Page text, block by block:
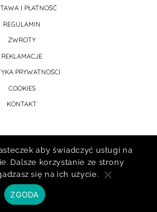
I PŁATNOŚĆ
REGULAMIN
ZWROTY
REKLAMACJE
PRYWATNOŚCI
COOKIES
KONTAKT
aby świadczyć usługi na
Dalsze korzystanie ze strony
się na ich użycie.
ZGODA